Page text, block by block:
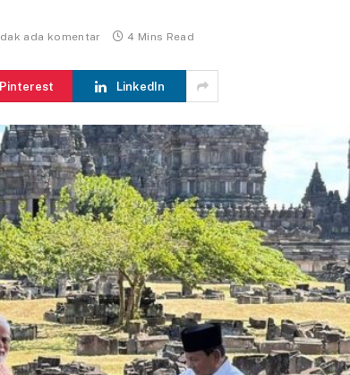
ada komentar 4 Mins Read
Pinterest LinkedIn